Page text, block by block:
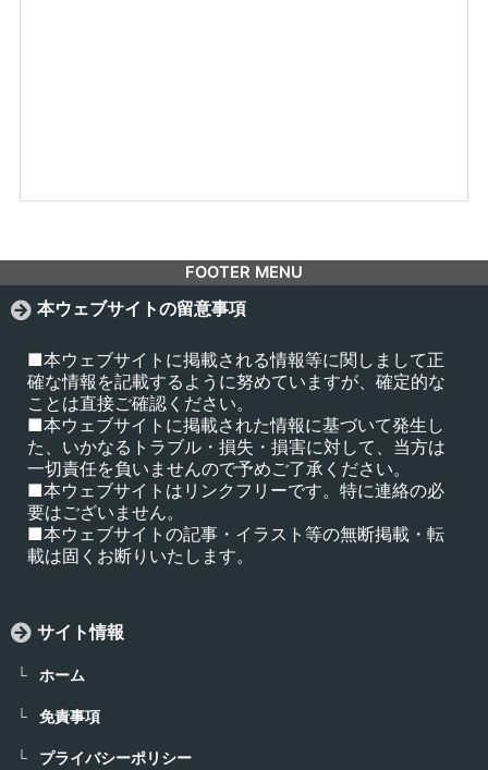
FOOTER MENU
本ウェブサイトの留意事項
■本ウェブサイトに掲載される情報等に関しまして正
確な情報を記載するように努めていますが、確定的な
ことは直接ご確認ください。
■本ウェブサイトに掲載された情報に基づいて発生し
た、いかなるトラブル・損失・損害に対して、当方は
一切責任を負いませんので予めご了承ください。
■本ウェブサイトはリンクフリーです。特に連絡の必
要はございません。
■本ウェブサイトの記事・イラスト等の無断掲載・転
載は固くお断りいたします。
サイト情報
ホーム
免責事項
プライバシーポリシー